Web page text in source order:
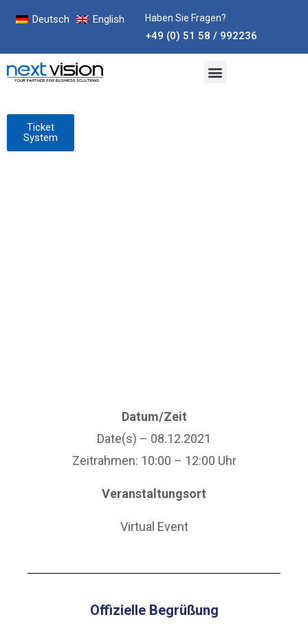
Deutsch English Haben Sie Fragen?
+49 (0) 51 58 / 992236
Ticket
System
Datum/Zeit
Date(s) – 08.12.2021
Zeitrahmen: 10:00 – 12:00 Uhr
Veranstaltungsort
Virtual Event
Offizielle Begrüßung